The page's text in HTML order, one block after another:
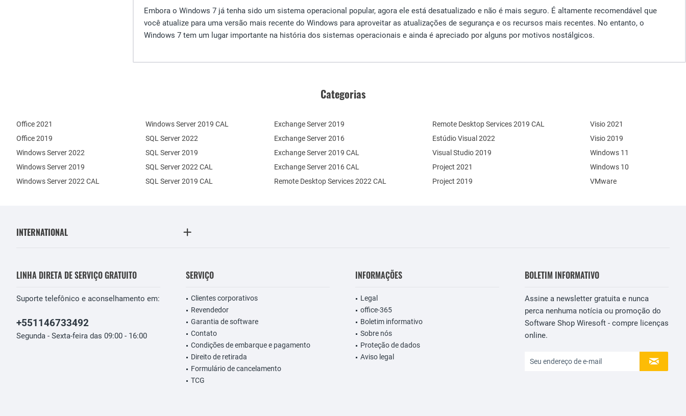
Embora o Windows 7 já tenha sido um sistema operacional popular, agora ele está desatualizado e não é mais seguro. É altamente recomendável que
você atualize para uma versão mais recente do Windows para aproveitar as atualizações de segurança e os recursos mais recentes. No entanto, o
Windows 7 tem um lugar importante na história dos sistemas operacionais e ainda é apreciado por alguns por motivos nostálgicos.
Categorias
Office 2021
Office 2019
Windows Server 2022
Windows Server 2019
Exchange Server 2019
Exchange Server 2016
SQL Server 2022
SQL Server 2019
Windows Server 2022 CAL
Windows Server 2019 CAL
SQL Server 2022 CAL
SQL Server 2019 CAL
Remote Desktop Services 2022 CAL
Remote Desktop Services 2019 CAL
Exchange Server 2019 CAL
Exchange Server 2016 CAL
Estúdio Visual 2022
Visual Studio 2019
Project 2021
Project 2019
Visio 2021
Visio 2019
Windows 11
Windows 10
VMware
INTERNATIONAL
LINHA DIRETA DE SERVIÇO GRATUITO
Suporte telefônico e aconselhamento em:
+551146733492
Segunda - Sexta-feira das 09:00 - 16:00
SERVIÇO
Clientes corporativos
Revendedor
Garantia de software
Contato
Condições de embarque e pagamento
Direito de retirada
Formulário de cancelamento
TCG
INFORMAÇÕES
Legal
office-365
Boletim informativo
Sobre nós
Proteção de dados
Aviso legal
BOLETIM INFORMATIVO
Assine a newsletter gratuita e nunca
perca nenhuma notícia ou promoção do
Software Shop Wiresoft - compre licenças
online.